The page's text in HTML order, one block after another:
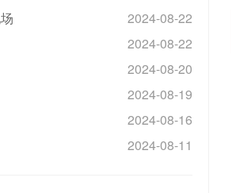
2024-08-22
2024-08-22
2024-08-20
2024-08-19
2024-08-16
2024-08-11